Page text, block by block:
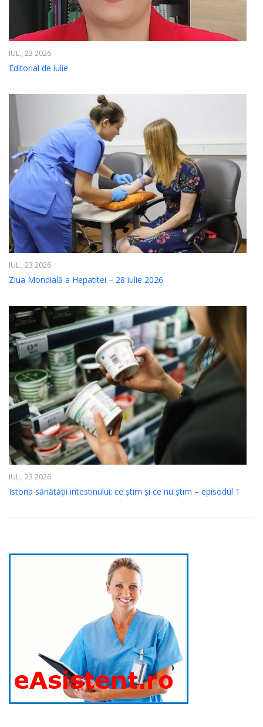
IUL., 23 2026
Editorial de iulie
IUL., 23 2026
Ziua Mondială a Hepatitei – 28 iulie 2026
IUL., 23 2026
Istoria sănătății intestinului: ce știm și ce nu știm – episodul 1